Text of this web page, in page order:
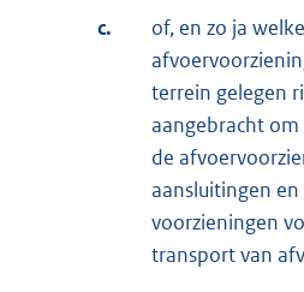
c.
of, en zo ja
terrein gelegen
aangebracht
de
aansluitingen
voorzieningen
transport van